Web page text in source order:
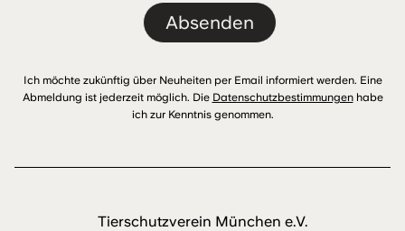
Tierschutzverein München e.V.
Absenden
Ich möchte zukünftig über Neuheiten per Email informiert werden. Eine
Abmeldung ist jederzeit möglich. Die Datenschutzbestimmungenhabe
ich zur Kenntnis genommen.